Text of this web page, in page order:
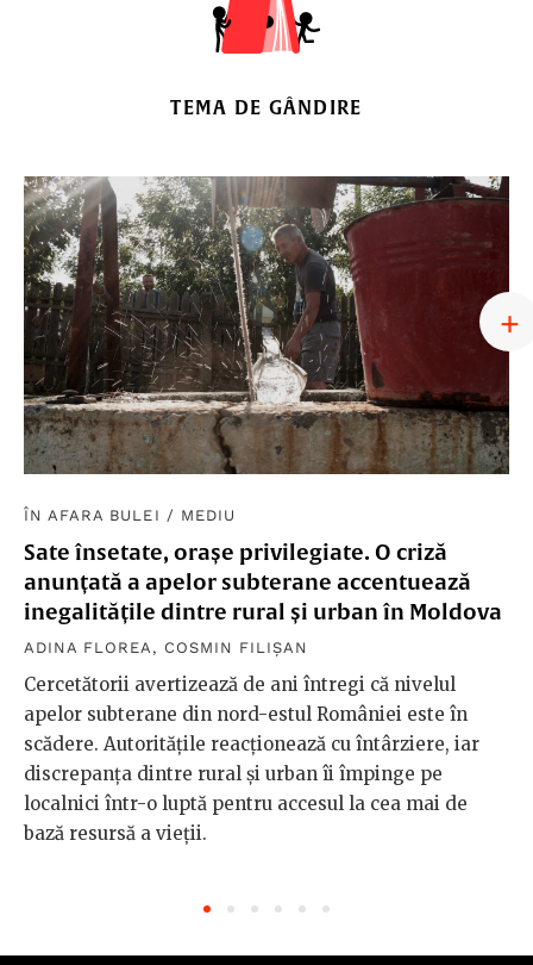
TEMA DE GÂNDIRE
ÎN AFARA BULEI / MEDIU
Sate însetate, orașe privilegiate. O criză
anunțată a apelor subterane accentuează
inegalitățile dintre rural și urban în Moldova
ADINA FLOREA , COSMIN FILIȘAN
Cercetătorii avertizează de ani întregi că nivelul
apelor subterane din nord-estul României este în
scădere. Autoritățile reacționează cu întârziere, iar
discrepanța dintre rural și urban îi împinge pe
localnici într-o luptă pentru accesul la cea mai de
bază resursă a vieții.